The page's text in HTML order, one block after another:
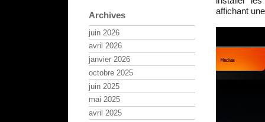
affichant
Archives
juin 2026
avril 2026
janvier 2026
octobre 2025
juin 2025
mai 2025
avril 2025